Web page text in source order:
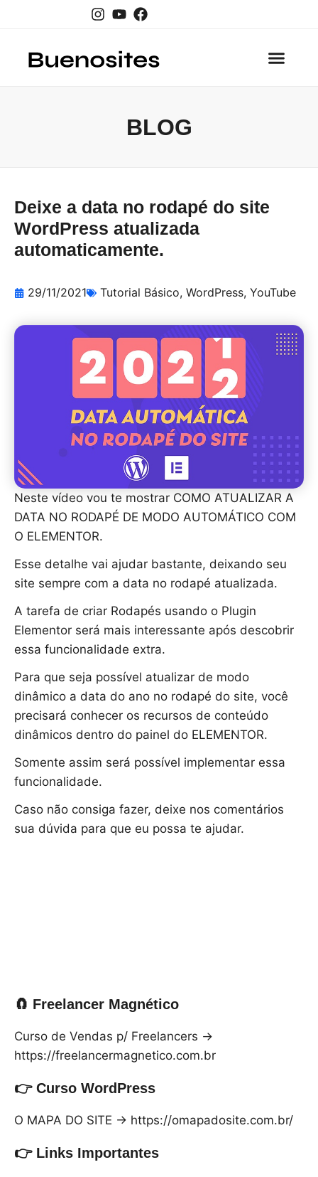
BLOG
Deixe a data no rodapé do site
WordPress atualizada
automaticamente.
29/11/2021 Tutorial Básico, WordPress, YouTube
Neste vídeo vou te mostrar COMO ATUALIZAR A
DATA NO RODAPÉ DE MODO AUTOMÁTICO COM
O ELEMENTOR.
Esse detalhe vai ajudar bastante, deixando seu
site sempre com a data no rodapé atualizada.
A tarefa de criar Rodapés usando o Plugin
Elementor será mais interessante após descobrir
essa funcionalidade extra.
Para que seja possível atualizar de modo
dinâmico a data do ano no rodapé do site, você
precisará conhecer os recursos de conteúdo
dinâmicos dentro do painel do ELEMENTOR.
Somente assim será possível implementar essa
funcionalidade.
Caso não consiga fazer, deixe nos comentários
sua dúvida para que eu possa te ajudar.
🧲 Freelancer Magnético
Curso de Vendas p/ Freelancers →
https://freelancermagnetico.com.br
👉 Curso WordPress
O MAPA DO SITE → https://omapadosite.com.br/
👉 Links Importantes